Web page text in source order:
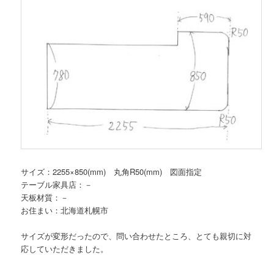
サイズ：2255×850(mm) 丸角R50(mm) 図面指定
テーブル家具店：－
天板材質：－
お住まい：北海道札幌市
サイズが変形だったので、問い合わせたところ、とても親切に対
応していただきました。